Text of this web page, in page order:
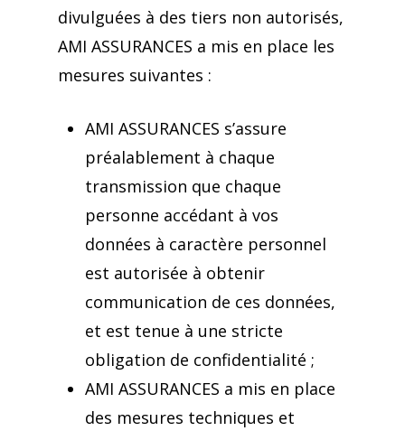
divulguées à des tiers non autorisés,
AMI ASSURANCES a mis en place les
mesures suivantes :
AMI ASSURANCES s’assure
préalablement à chaque
transmission que chaque
personne accédant à vos
données à caractère personnel
est autorisée à obtenir
communication de ces données,
et est tenue à une stricte
obligation de confidentialité ;
AMI ASSURANCES a mis en place
des mesures techniques et